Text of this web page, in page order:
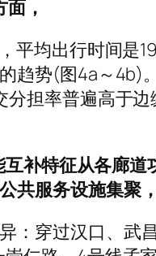
，
平均出行时间
趋势(图4a～
担率普遍高于
补特征从各廊
共服务设施集聚
：穿过汉口、武